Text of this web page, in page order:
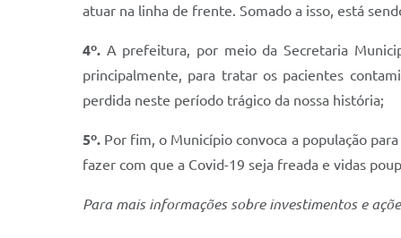
atuar na linha de frente. Somado a isso, está
4º. A prefeitura, por meio da Secretaria
principalmente, para tratar os pacientes
perdida neste período trágico da nossa história;
5º. Por fim, o Município convoca a população
fazer com que a Covid-19 seja freada e vidas
Para mais informações sobre investimentos e